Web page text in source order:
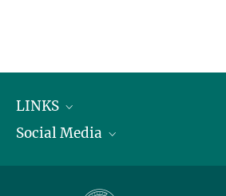
LINKS
Max-Planck-Institut für biologische
Social Media